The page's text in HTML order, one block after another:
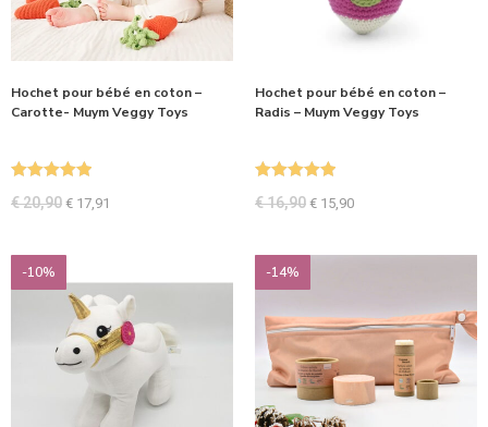
Hochet pour bébé en coton –
Carotte- Muym Veggy Toys
€20,90 € 17,91
Hochet pour bébé en coton –
Radis – Muym Veggy Toys
€16,90 € 15,90
-10% -14%